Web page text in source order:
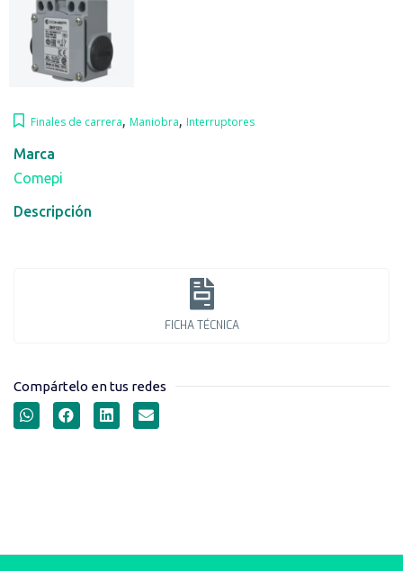
Finales de carrera, Maniobra, Interruptores
Marca
Comepi
Descripción
FICHA TÉCNICA
Compártelo en tus redes